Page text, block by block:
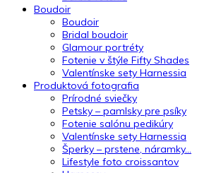
Boudoir
Boudoir
Bridal boudoir
Glamour portréty
Fotenie v štýle Fifty Shades
Valentínske sety Harnessia
Produktová fotografia
Prírodné sviečky
Petsky – pamlsky pre psíky
Fotenie salónu pedikúry
Valentínske sety Harnessia
Šperky – prstene, náramky…
Lifestyle foto croissantov